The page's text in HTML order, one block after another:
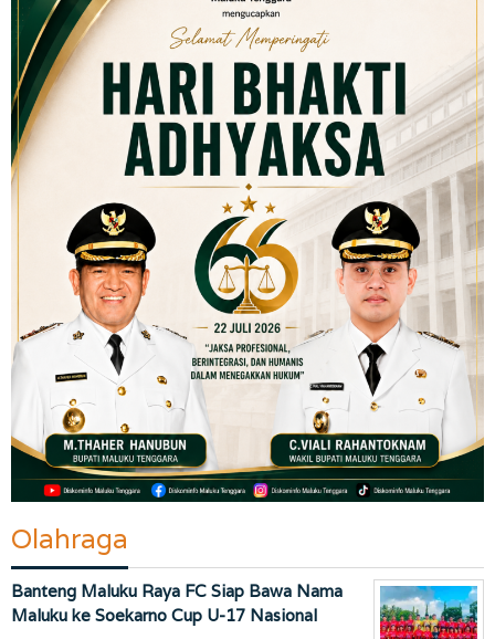
Olahraga
Banteng Maluku Raya FC Siap Bawa Nama
Maluku ke Soekarno Cup U-17 Nasional